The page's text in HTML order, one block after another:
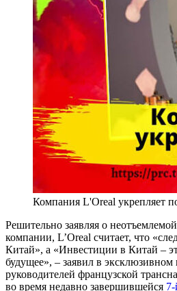
Компания L'Oreal укрепляет
Решительно заявляя о
компании, L’Oreal считает, что
Китай», а «Инвестиции в Китай –
будущее», – заявил в
руководителей французской
во время недавно завершившейся